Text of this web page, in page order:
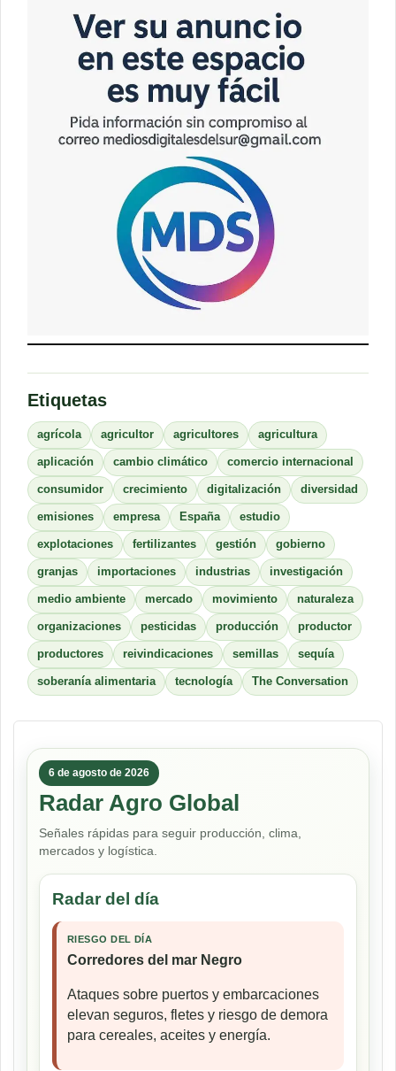
Etiquetas
agrícola agricultor agricultores agricultura
aplicación cambio climático comercio internacional
consumidor crecimiento digitalización diversidad
emisiones empresa España estudio
explotaciones fertilizantes gestión gobierno
granjas importaciones industrias investigación
medio ambiente mercado movimiento naturaleza
organizaciones pesticidas producción productor
productores reivindicaciones semillas sequía
soberanía alimentaria tecnología The Conversation
6 de agosto de 2026
Radar Agro Global
Señales rápidas para seguir producción, clima,
mercados y logística.
Radar del día
RIESGO DEL DÍA
Corredores del mar Negro
Ataques sobre puertos y embarcaciones
elevan seguros, fletes y riesgo de demora
para cereales, aceites y energía.